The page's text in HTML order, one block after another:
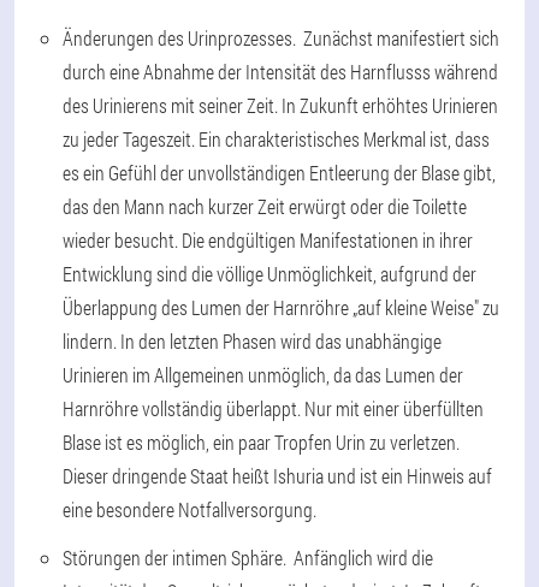
Änderungen des Urinprozesses. Zunächst manifestiert sich
durch eine Abnahme der Intensität des Harnflusss während
des Urinierens mit seiner Zeit. In Zukunft erhöhtes Urinieren
zu jeder Tageszeit. Ein charakteristisches Merkmal ist, dass
es ein Gefühl der unvollständigen Entleerung der Blase gibt,
das den Mann nach kurzer Zeit erwürgt oder die Toilette
wieder besucht. Die endgültigen Manifestationen in ihrer
Entwicklung sind die völlige Unmöglichkeit, aufgrund der
Überlappung des Lumen der Harnröhre „auf kleine Weise" zu
lindern. In den letzten Phasen wird das unabhängige
Urinieren im Allgemeinen unmöglich, da das Lumen der
Harnröhre vollständig überlappt. Nur mit einer überfüllten
Blase ist es möglich, ein paar Tropfen Urin zu verletzen.
Dieser dringende Staat heißt Ishuria und ist ein Hinweis auf
eine besondere Notfallversorgung.
Störungen der intimen Sphäre. Anfänglich wird die